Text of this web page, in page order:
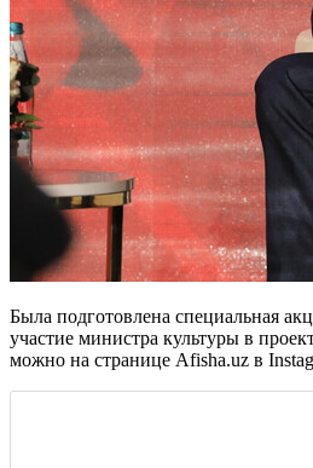
Была подготовлена специальная
участие министра культуры в
можно на странице Afisha.uz в